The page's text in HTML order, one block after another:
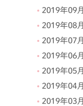
2019年09月
2019年08月
2019年07月
2019年06月
2019年05月
2019年04月
2019年03月